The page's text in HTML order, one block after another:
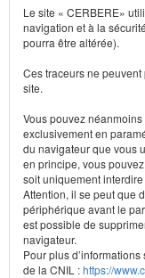
Le site « CERBERE»
navigation et à la
pourra être altérée).
Ces traceurs ne
site.
Vous pouvez
exclusivement en
du navigateur que vous
en principe, vous
soit uniquement
Attention, il se peut que
périphérique avant le
est possible de
navigateur.
Pour plus
de la CNIL :https://